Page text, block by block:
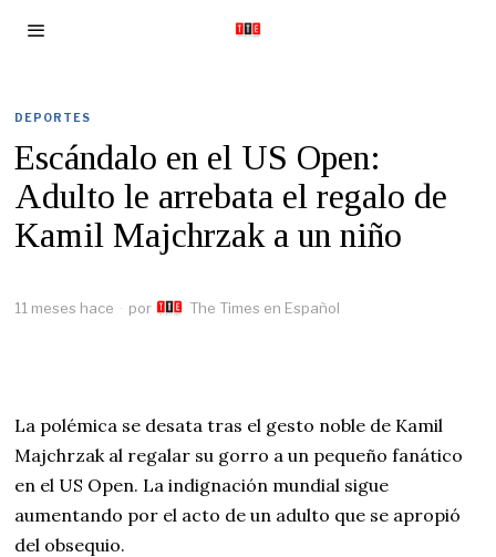
DEPORTES
Escándalo en el US Open:
Adulto le arrebata el regalo de
Kamil Majchrzak a un niño
11 meses hace por The Times en Español
La polémica se desata tras el gesto noble de Kamil
Majchrzak al regalar su gorro a un pequeño fanático
en el US Open. La indignación mundial sigue
aumentando por el acto de un adulto que se apropió
del obsequio.